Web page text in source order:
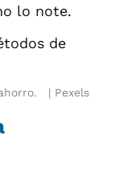
lo note.
Pexels